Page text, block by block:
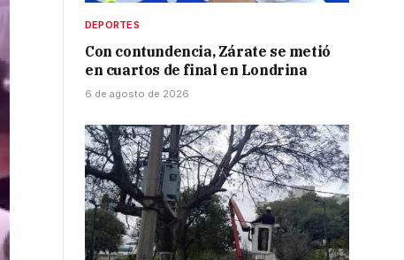
DEPORTES
Con contundencia, Zárate se metió
en cuartos de final en Londrina
6 de agosto de 2026